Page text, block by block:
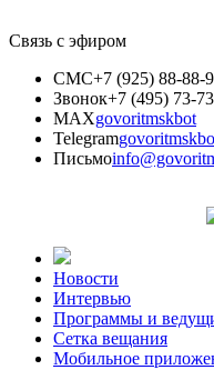
Связь с эфиром
СМС+7 (925) 88-88-
Звонок+7 (495) 73-
MAXgovoritmskbot
Telegram
Письмо
Новости
Интервью
Программы и
Сетка вещания
Мобильное